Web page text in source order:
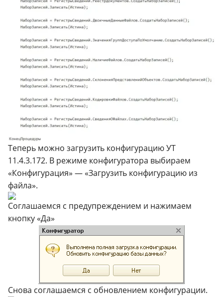
Теперь можно загрузить конфигурацию УТ
11.4.3.172. В режиме конфигуратора выбираем
«Конфигурация» — «Загрузить конфигурацию из
файла».
Соглашаемся с предупреждением и нажимаем
кнопку «Да»
Снова соглашаемся с обновлением конфигурации.